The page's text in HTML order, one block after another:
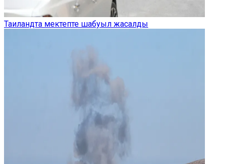
Таиландта мектепте шабуыл жасалды